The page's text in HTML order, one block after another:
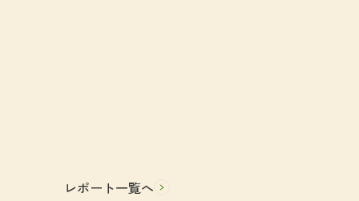
レポート一覧へ